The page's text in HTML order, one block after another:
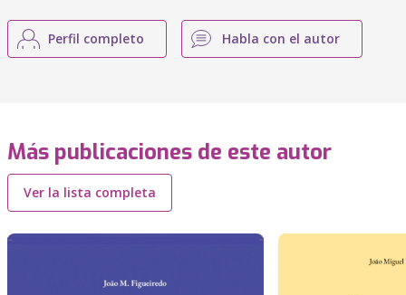
Perfil completo Habla con el autor
Más publicaciones de este autor
Ver la lista completa